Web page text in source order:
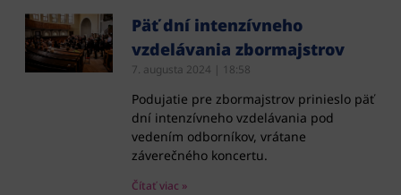
Päť dní intenzívneho
vzdelávania zbormajstrov
7. augusta 2024 18:58
Podujatie pre zbormajstrov prinieslo päť
dní intenzívneho vzdelávania pod
vedením odborníkov, vrátane
záverečného koncertu.
Čítať viac »